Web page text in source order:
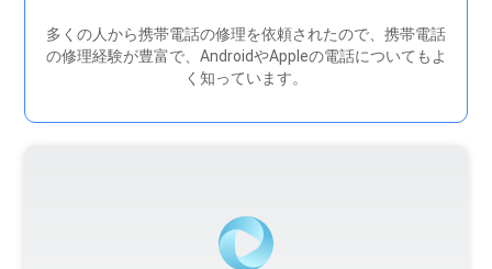
多くの人から携帯電話の修理を依頼されたので、携帯電話
の修理経験が豊富で、AndroidやAppleの電話についてもよ
く知っています。